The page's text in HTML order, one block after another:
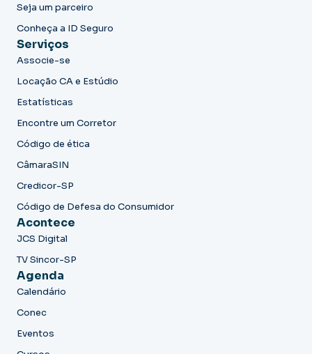
Seja um parceiro
Conheça a ID Seguro
Serviços
Associe-se
Locação CA e Estúdio
Estatísticas
Encontre um Corretor
Código de ética
CâmaraSIN
Credicor-SP
Código de Defesa do Consumidor
Acontece
JCS Digital
TV Sincor-SP
Agenda
Calendário
Conec
Eventos